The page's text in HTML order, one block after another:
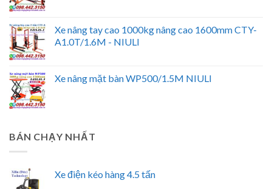
Xe nâng tay cao 1000kg nâng cao 1600mm CTY-
A1.0T/1.6M - NIULI
Xe nâng mặt bàn WP500/1.5M NIULI
BÁN CHẠY NHẤT
Xe điện kéo hàng 4.5 tấn